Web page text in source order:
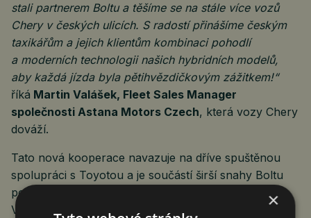
stali partnerem Boltu a těšíme se na stále více vozů
Chery v českých ulicích. S radostí přinášíme českým
taxikářům a jejich klientům kombinaci pohodlí
a moderních technologii našich hybridních modelů,
aby každá jízda byla pětihvězdičkovým zážitkem!“
říká Martin Valášek, Fleet Sales Manager
společnosti Astana Motors Czech, která vozy Chery
dováží.
Tato nová kooperace navazuje na dříve spuštěnou
spolupráci s Toyotou a je součástí širší snahy Boltu
podporovat řidiče při modernizaci vozového parku.
Vedle výhod pro individuální partnerské řidiče je
×